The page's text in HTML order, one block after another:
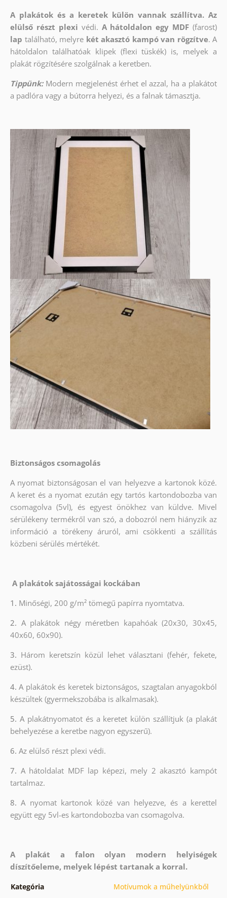
A plakátok és a keretek külön vannak szállítva. Az
elülső részt plexi védi. A hátoldalon egy MDF (farost)
lap található, melyre két akasztó kampó van rögzítve. A
hátoldalon találhatóak klipek (flexi tüskék) is, melyek a
plakát rögzítésére szolgálnak a keretben.
Tippünk: Modern megjelenést érhet el azzal, ha a plakátot
a padlóra vagy a bútorra helyezi, és a falnak támasztja.
Biztonságos csomagolás
A nyomat biztonságosan el van helyezve a kartonok közé.
A keret és a nyomat ezután egy tartós kartondobozba van
csomagolva (5vl), és egyest önökhez van küldve. Mivel
sérülékeny termékről van szó, a dobozról nem hiányzik az
információ a törékeny áruról, ami csökkenti a szállítás
közbeni sérülés mértékét.
A plakátok sajátosságai kockában
1. Minőségi, 200 g/m² tömegű papírra nyomtatva.
2. A plakátok négy méretben kapahóak (20x30, 30x45,
40x60, 60x90).
3. Három keretszín közül lehet választani (fehér, fekete,
ezüst).
4.A plakátok és keretek biztonságos, szagtalan anyagokból
készültek (gyermekszobába is alkalmasak).
5. A plakátnyomatot és a keretet külön szállítjuk (a plakát
behelyezése a keretbe nagyon egyszerű).
6. Az elülső részt plexi védi.
7. A hátoldalat MDF lap képezi, mely 2 akasztó kampót
tartalmaz.
8.A nyomat kartonok közé van helyezve, és a kerettel
együtt egy 5vl-es kartondobozba van csomagolva.
A plakát a falon olyan modern helyiségek
díszítőeleme, melyek lépést tartanak a korral.
Kategória Motívumok a műhelyünkből